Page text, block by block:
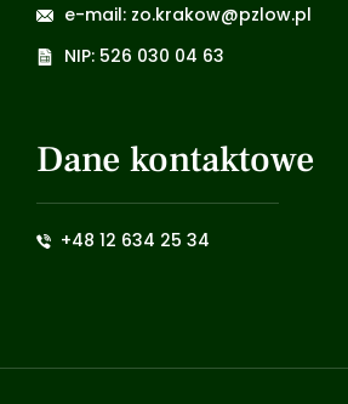
e-mail: zo.krakow@pzlow.pl
NIP: 526 030 04 63
Dane kontaktowe
+48 12 634 25 34